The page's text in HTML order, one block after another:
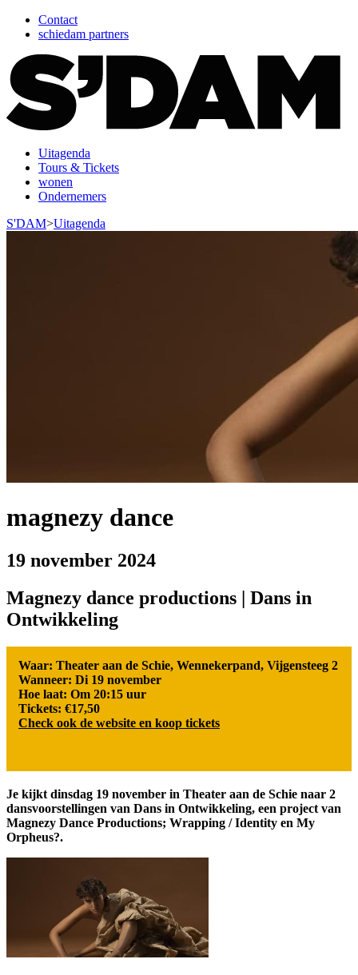
Contact
schiedam partners
Uitagenda
Tours & Tickets
wonen
Ondernemers
S'DAM>Uitagenda
magnezy dance
19 november 2024
Magnezy dance productions | Dans in
Ontwikkeling
Waar: Theater aan de Schie, Wennekerpand, Vijgensteeg 2
Wanneer: Di 19 november
Hoe laat: Om 20:15 uur
Tickets: €17,50
Check ook de website en koop tickets
Je kijkt dinsdag 19 november in Theater aan de Schie naar 2
dansvoorstellingen van Dans in Ontwikkeling, een project van
Magnezy Dance Productions; Wrapping / Identity en My
Orpheus?.